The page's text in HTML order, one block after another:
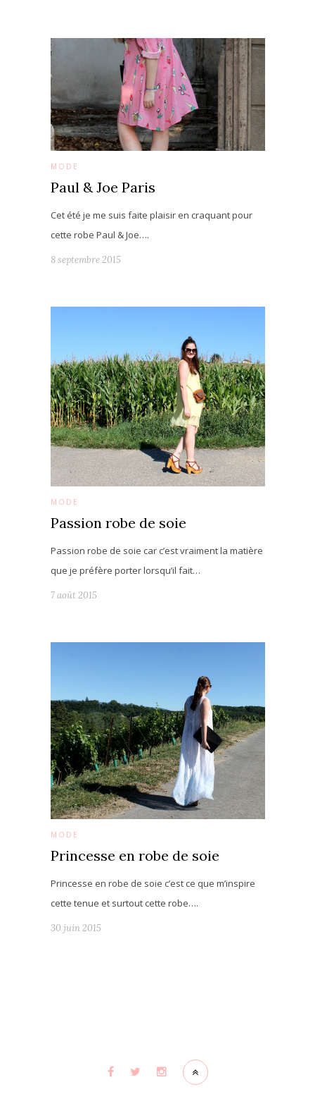
MODE
Paul & Joe Paris
Cet été je me suis faite plaisir en craquant pour
cette robe Paul & Joe….
8 septembre 2015
MODE
Passion robe de soie
Passion robe de soie car c’est vraiment la matière
que je préfère porter lorsqu’il fait…
7 août 2015
MODE
Princesse en robe de soie
Princesse en robe de soie c’est ce que m’inspire
cette tenue et surtout cette robe….
30 juin 2015